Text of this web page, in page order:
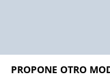
PROPONE OTRO